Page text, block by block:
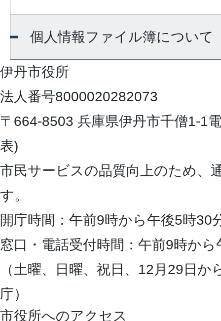
個人情報ファイル簿について
伊丹市役所
法人番号8000020282073
〒664-8503 兵庫県伊丹市千僧1-1
表)
市民サービスの品質向上のため、
す。
開庁時間：午前9時から午後5時30
窓口・電話受付時間：午前9時か
（土曜、日曜、祝日、12月29日
庁）
市役所へのアクセス